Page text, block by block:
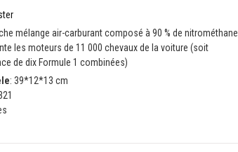
mélange air-carburant composé à 90 % de nitrométhane
les moteurs de 11 000 chevaux de la voiture (soit
de dix Formule 1 combinées)
: 39*12*13 cm